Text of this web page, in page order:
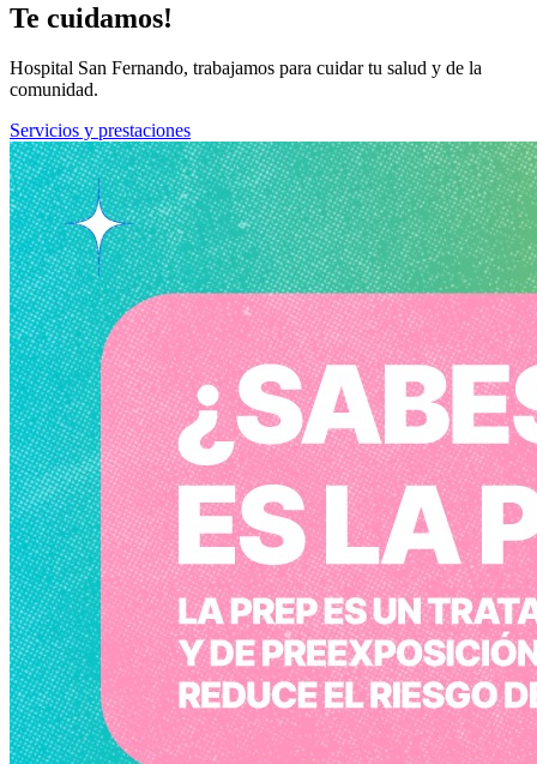
Te cuidamos!
Hospital San Fernando, trabajamos para cuidar tu salud y de la
comunidad.
Servicios y prestaciones